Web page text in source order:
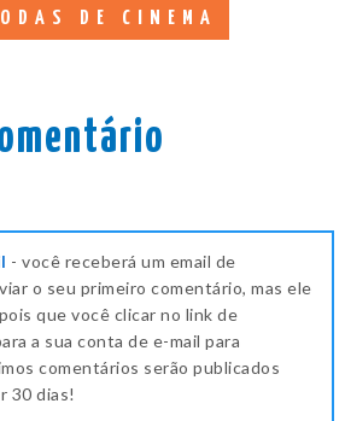
DE CINEMA
- você receberá um email de
o seu primeiro comentário, mas ele
que você clicar no link de
a sua conta de e-mail para
comentários serão publicados
30 dias!